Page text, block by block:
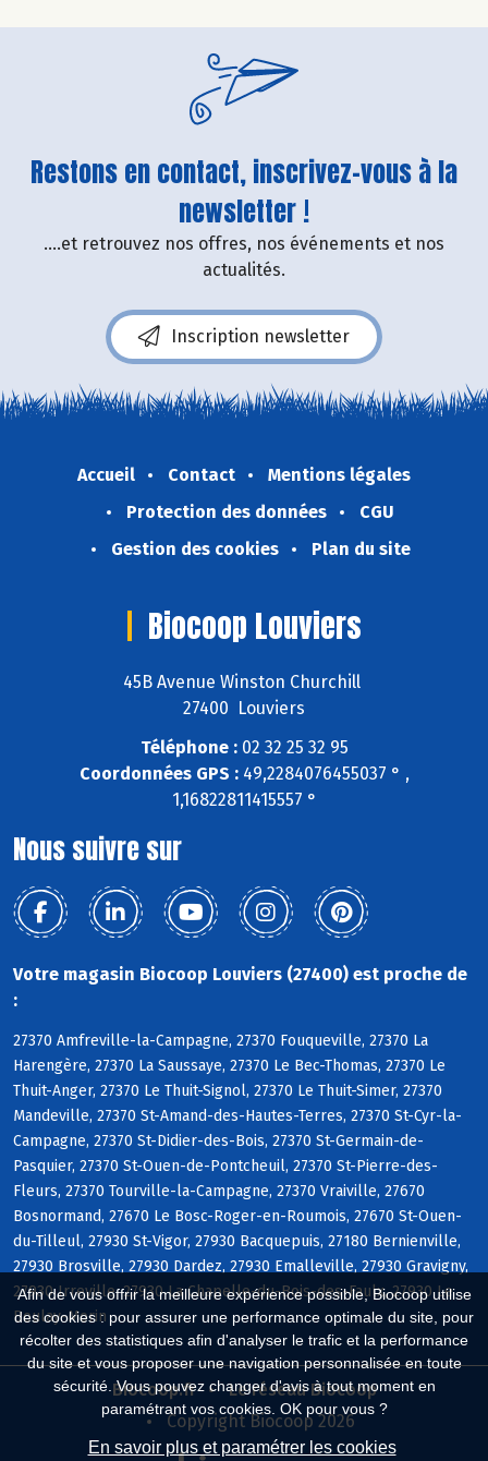
Afin de vous offrir la meilleure expérience possible, Biocoop utilise
des cookies : pour assurer une performance optimale du site, pour
récolter des statistiques afin d'analyser le trafic et la performance
du site et vous proposer une navigation personnalisée en toute
sécurité. Vous pouvez changer d'avis à tout moment en
paramétrant vos cookies. OK pour vous ?
En savoir plus et paramétrer les cookies
Restons en contact, inscrivez-vous à la
newsletter !
....et retrouvez nos offres, nos événements et nos
actualités.
Inscription newsletter
Accueil Contact
Mentions légales
Protection des données
CGU
Gestion des cookies
Plan du site
Biocoop Louviers
45B Avenue Winston Churchill
27400 Louviers
Téléphone :02 32 25 32 95
Coordonnées GPS :49,2284076455037 ° ,
1,16822811415557 °
Nous suivre sur
Votre magasin Biocoop Louviers (27400) est proche de
:
27370 Amfreville-la-Campagne, 27370 Fouqueville, 27370 La
Harengère, 27370 La Saussaye, 27370 Le Bec-Thomas, 27370 Le
Thuit-Anger, 27370 Le Thuit-Signol, 27370 Le Thuit-Simer, 27370
Mandeville, 27370 St-Amand-des-Hautes-Terres, 27370 St-Cyr-la-
Campagne, 27370 St-Didier-des-Bois, 27370 St-Germain-de-
Pasquier, 27370 St-Ouen-de-Pontcheuil, 27370 St-Pierre-des-
Fleurs, 27370 Tourville-la-Campagne, 27370 Vraiville, 27670
Bosnormand, 27670 Le Bosc-Roger-en-Roumois, 27670 St-Ouen-
du-Tilleul, 27930 St-Vigor, 27930 Bacquepuis, 27180 Bernienville,
27930 Brosville, 27930 Dardez, 27930 Emalleville, 27930 Gravigny,
27930 Irreville, 27930 La Chapelle-du-Bois-des-Faulx, 27930 Le
Boulay-Morin
Biocoop.fr
Le réseau Biocoop
Copyright Biocoop 2026